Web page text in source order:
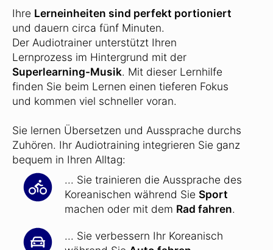
Ihre Lerneinheiten sind perfekt portioniert
und dauern circa fünf Minuten.
Der Audiotrainer unterstützt Ihren
Lernprozess im Hintergrund mit der
Superlearning-Musik. Mit dieser Lernhilfe
finden Sie beim Lernen einen tieferen Fokus
und kommen viel schneller voran.
Sie lernen Übersetzen und Aussprache durchs
Zuhören. Ihr Audiotraining integrieren Sie ganz
bequem in Ihren Alltag:
... Sie trainieren die Aussprache des
Koreanischen während Sie Sport
machen oder mit dem Rad fahren.
... Sie verbessern Ihr Koreanisch